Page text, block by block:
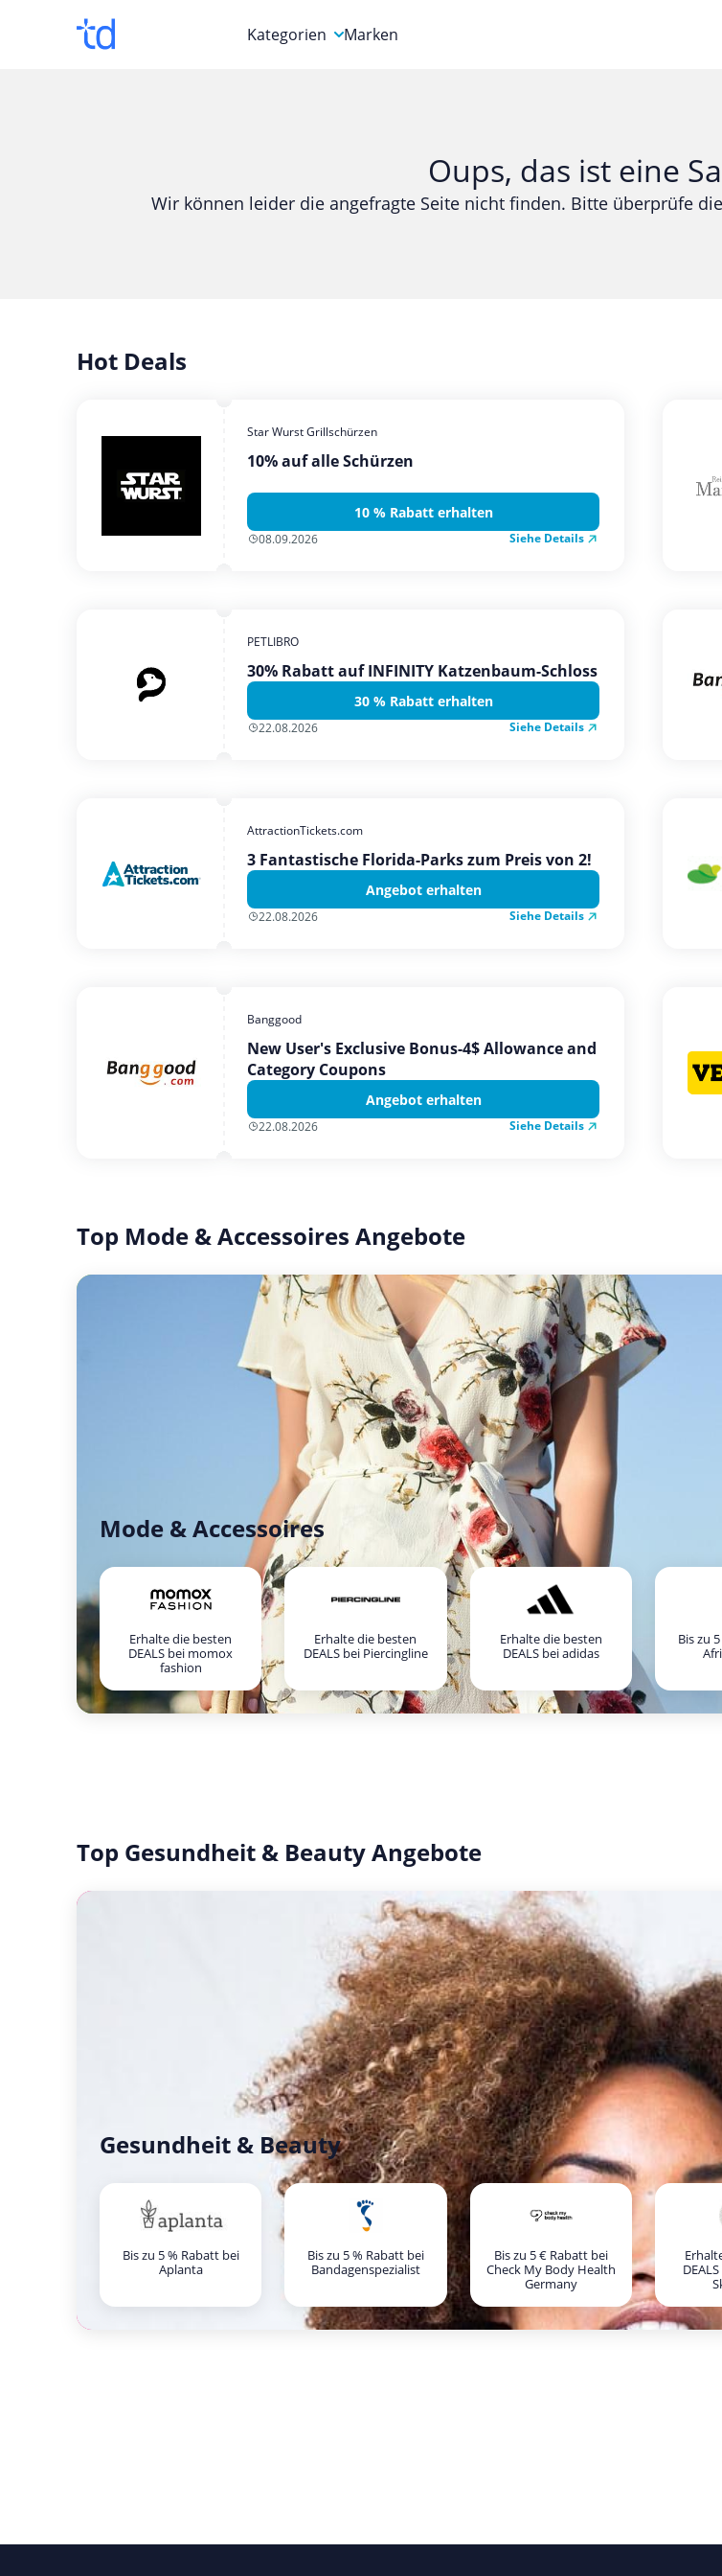
Kategorien
Computer & Elektronik
Gesundheit & Beauty
Mobilfunk & Internet
Marken
Oups, das ist eine
Wir können leider die angefragte Seite nicht finden. Bitte überprüfe
Hot Deals
Star Wurst Grillschürzen
10% auf alle Schürzen
10 % Rabatt erhalten
08.09.2026 Siehe Details
PETLIBRO
30% Rabatt auf INFINITY Katzenbaum-Schloss
30 % Rabatt erhalten
22.08.2026 Siehe Details
AttractionTickets.com
3 Fantastische Florida-Parks zum Preis von 2!
Angebot erhalten
22.08.2026 Siehe Details
Banggood
New User's Exclusive Bonus-4$ Allowance and
Category Coupons
Angebot erhalten
22.08.2026 Siehe Details
Top Mode & Accessoires Angebote
Mode & Accessoires
Erhalte die besten
DEALS bei momox
fashion
Erhalte die besten
DEALS bei Piercingline
Erhalte die besten
DEALS bei adidas
Bis zu
Top Gesundheit & Beauty Angebote
Gesundheit & Beauty
Bis zu 5 % Rabatt bei
Aplanta
Bis zu 5 % Rabatt bei
Bandagenspezialist
Bis zu 5 € Rabatt bei
Check My Body Health
Germany